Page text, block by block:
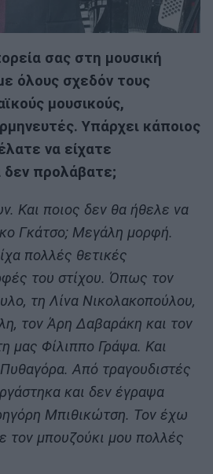
σας στη μουσική
όλους σχεδόν τους
μουσικούς,
Υπάρχει κάποιος
να είχατε
δεν προλάβατε;
Και ποιος δεν θα ήθελε να
Γκάτσο; Μεγάλη μορφή.
πολλές θετικές
του στίχου. Όπως τον
τη Λίνα Νικολακοπούλου,
τον Άρη Δαβαράκη και τον
μας Φίλιππο Γράψα. Και
Από τραγουδιστές
και δεν έγραψα
Μπιθικώτση. Τον έχω
τον μπουζούκι μου πολλές